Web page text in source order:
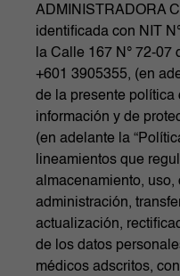
ADMINISTRADORA
identificada con NIT
la Calle 167 N° 72-07
+601 3905355, (en
de la presente política
información y de
(en adelante la
lineamientos que
almacenamiento, uso,
administración,
actualización,
de los datos
médicos adscritos,